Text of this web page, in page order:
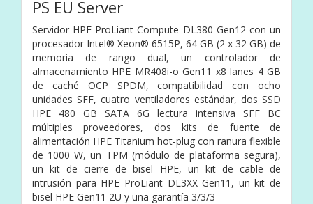
PS EU Server
Servidor HPE ProLiant Compute DL380 Gen12 con un
procesador Intel® Xeon® 6515P, 64 GB (2 x 32 GB) de
memoria de rango dual, un controlador de
almacenamiento HPE MR408i-o Gen11 x8 lanes 4 GB
de caché OCP SPDM, compatibilidad con ocho
unidades SFF, cuatro ventiladores estándar, dos SSD
HPE 480 GB SATA 6G lectura intensiva SFF BC
múltiples proveedores, dos kits de fuente de
alimentación HPE Titanium hot-plug con ranura flexible
de 1000 W, un TPM (módulo de plataforma segura),
un kit de cierre de bisel HPE, un kit de cable de
intrusión para HPE ProLiant DL3XX Gen11, un kit de
bisel HPE Gen11 2U y una garantía 3/3/3